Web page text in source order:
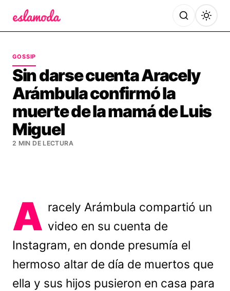
GOSSIP
Sin darse cuenta Aracely
Arámbula confirmó la
muerte de la mamá de Luis
Miguel
2 MIN DE LECTURA
A racely Arámbula compartió un
video en su cuenta de
Instagram, en donde presumía el
hermoso altar de día de muertos que
ella y sus hijos pusieron en casa para